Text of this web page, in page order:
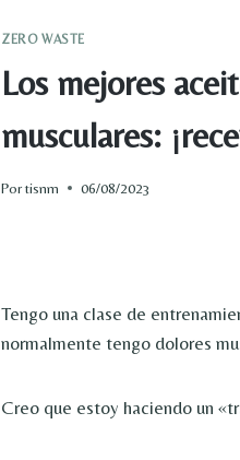
ZERO WASTE
Los mejores
musculares:
Portisnm 06/08/2023
Tengo una clase de
normalmente tengo dolores
Creo que estoy haciendo un